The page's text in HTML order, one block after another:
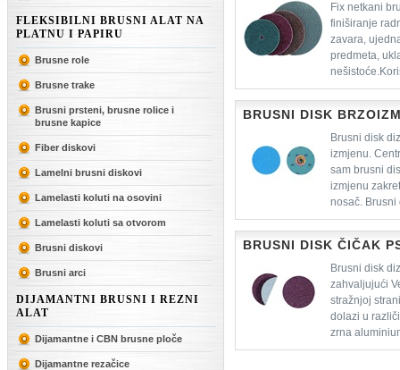
FLEKSIBILNI BRUSNI ALAT NA
PLATNU I PAPIRU
Brusne role
Brusne trake
Brusni prsteni, brusne rolice i
brusne kapice
Fiber diskovi
Lamelni brusni diskovi
Lamelasti koluti na osovini
Lamelasti koluti sa otvorom
Brusni diskovi
Brusni arci
DIJAMANTNI BRUSNI I REZNI
ALAT
Dijamantne i CBN brusne ploče
Dijamantne rezačice
Fix netkani
finiširanje
zavara,
predmeta,
brusnog diska na kutnim
okretajima.
BRUSNI DISK
Brusni disk
izmjenu.
sam brusni
izmjenu
nosač. Brusni
kvalitetama i granulacijama što
grubog brušenja, teksturiranja i
BRUSNI DISK ČIČAK
Brusni disk
zahvaljujući
stražnjoj
dolazi u
zrna
odgovarajućeg čičak nosača